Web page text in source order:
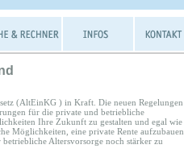
(AltEinKG ) in Kraft. Die neuen Regelungen
für die private und betriebliche
Ihre Zukunft zu gestalten und egal wie
Möglichkeiten, eine private Rente aufzubauen
Altersvorsorge noch stärker zu